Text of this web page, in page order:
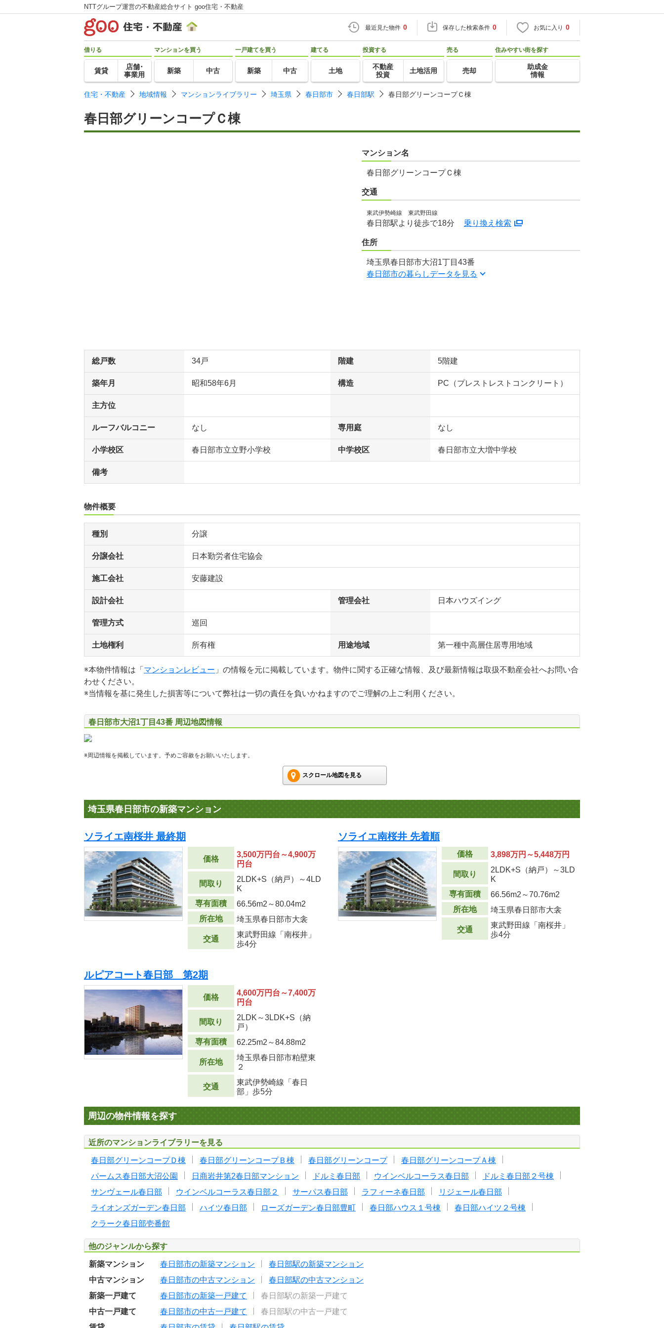
NTTグループ運営の不動産総合サイト goo住宅・不動産
最近見た物件 0 保存した検索条件 0 お気に入り 0
借りる
賃貸
店舗･
事業用
マンションを買う
新築 中古
一戸建てを買う
新築 中古
建てる
土地
投資する
不動産
投資
土地活用
売る
売却
住みやすい街を探す
助成金
情報
住宅・不動産 地域情報 マンションライブラリー 埼玉県 春日部市 春日部駅 春日部グリーンコープＣ棟
春日部グリーンコープＣ棟
マンション名
春日部グリーンコープＣ棟
交通
東武伊勢崎線 東武野田線
春日部駅より徒歩で18分 乗り換え検索
住所
埼玉県春日部市大沼1丁目43番
春日部市の暮らしデータを見る
総戸数 34戸 階建 5階建
築年月 昭和58年6月 構造 PC（プレストレストコンクリート）
主方位
ルーフバルコニー なし 専用庭 なし
小学校区 春日部市立立野小学校 中学校区 春日部市立大増中学校
備考
物件概要
種別 分譲
分譲会社 日本勤労者住宅協会
施工会社 安藤建設
設計会社 管理会社 日本ハウズイング
管理方式 巡回
土地権利 所有権 用途地域 第一種中高層住居専用地域
※本物件情報は「 マンションレビュー 」の情報を元に掲載しています。物件に関する正確な情報、及び最新情報は取扱不動産会社へお問い合
わせください。
※当情報を基に発生した損害等について弊社は一切の責任を負いかねますのでご理解の上ご利用ください。
春日部市大沼1丁目43番 周辺地図情報
※周辺情報を掲載しています。予めご容赦をお願いいたします。
スクロール地図を見る
埼玉県春日部市の新築マンション
ソライエ南桜井 最終期
価格
3,500万円台～4,900万
円台
間取り
2LDK+S（納戸）～4LD
K
専有面積
66.56m2 ～80.04m2
所在地
埼玉県春日部市大衾
交通
東武野田線「南桜井」
歩4分
ソライエ南桜井 先着順
価格 3,898万円～5,448万円
間取り
2LDK+S（納戸）～3LD
K
専有面積
66.56m2 ～70.76m2
所在地
埼玉県春日部市大衾
交通
東武野田線「南桜井」
歩4分
ルピアコート春日部 第2期
価格
4,600万円台～7,400万
円台
間取り
2LDK～3LDK+S（納
戸）
専有面積
62.25m2 ～84.88m2
所在地
埼玉県春日部市粕壁東
２
交通
東武伊勢崎線「春日
部」歩5分
周辺の物件情報を探す
近所のマンションライブラリーを見る
春日部グリーンコープＤ棟 春日部グリーンコープＢ棟 春日部グリーンコープ
春日部グリーンコープＡ棟
パームス春日部大沼公園
日商岩井第2春日部マンション ドルミ春日部 ウインベルコーラス春日部
ドルミ春日部２号棟
サンヴェール春日部
ウインベルコーラス春日部２ サーパス春日部 ラフィーネ春日部
リジェール春日部
ライオンズガーデン春日部
ハイツ春日部 ローズガーデン春日部豊町 春日部ハウス１号棟
春日部ハイツ２号棟
クラーク春日部壱番館
他のジャンルから探す
新築マンション 春日部市の新築マンション
春日部駅の新築マンション
中古マンション
春日部市の中古マンション
春日部駅の中古マンション
新築一戸建て
春日部市の新築一戸建て
春日部駅の新築一戸建て
中古一戸建て
春日部市の中古一戸建て
春日部駅の中古一戸建て